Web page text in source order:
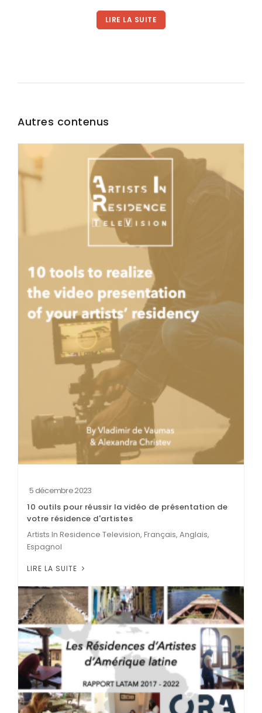
LIRE LA SUITE
Autres contenus
5 décembre 2023
10 outils pour réussir la vidéo de présentation de
votre résidence d'artistes
Artists In Residence Television, Français, Anglais,
Espagnol
LIRE LA SUITE